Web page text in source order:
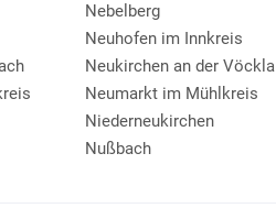
Nebelberg
Neuhofen im Innkreis
Neukirchen an der Vöckla
Neumarkt im Mühlkreis
Niederneukirchen
Nußbach